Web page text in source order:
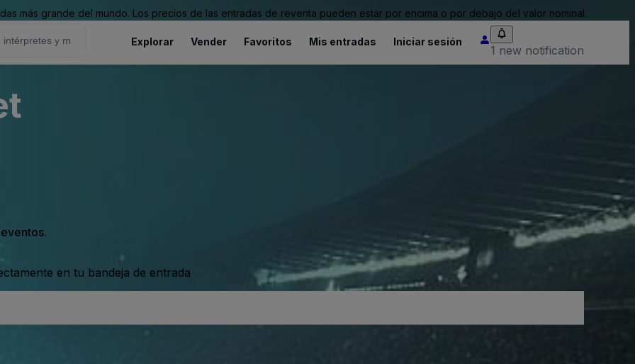
más grande del mundo. Los precios de las entradas de reventa pueden estar por encima o por debajo del valor nominal.
Explorar Vender Favoritos Mis entradas Iniciar sesión
1 new notification
en tu bandeja de entrada